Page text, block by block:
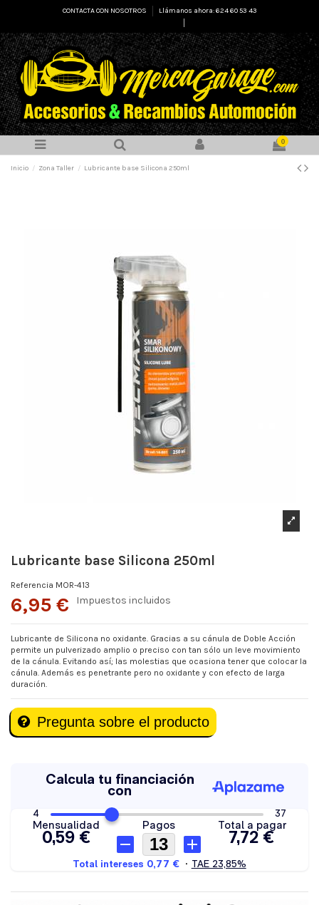
CONTACTA CON NOSOTROS
Llámanos ahora: 624 60 53 43
0
Inicio Zona Taller Lubricante base Silicona 250ml
Lubricante base Silicona 250ml
Referencia MOR-413
6,95 € Impuestos incluidos
Lubricante de Silicona no oxidante. Gracias a su cánula de Doble Acción
permite un pulverizado amplio o preciso con tan sólo un leve movimiento
de la cánula. Evitando así; las molestias que ocasiona tener que colocar la
cánula. Además es penetrante pero no oxidante y con efecto de larga
duración.
Pregunta sobre el producto